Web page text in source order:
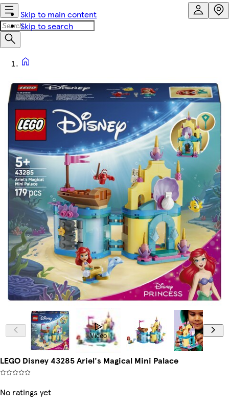
Skip to main content
Skip to search
Video
LEGO Disney 43285 Ariel's Magical Mini Palace
No ratings yet